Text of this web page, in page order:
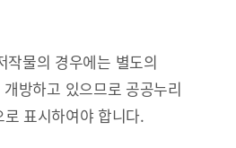
물의 경우에는 별도의
방하고 있으므로 공공누리
표시하여야 합니다.